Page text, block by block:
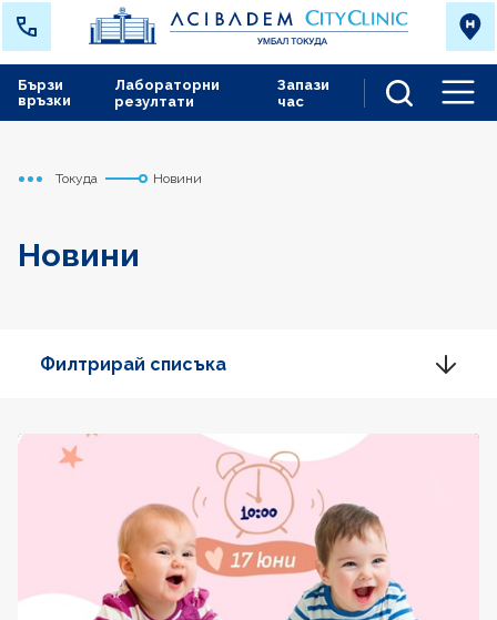
Лабораторни
резултати
Запази
час
Бързи
връзки
Начало
Токуда Новини
Новини
Филтрирай списъка